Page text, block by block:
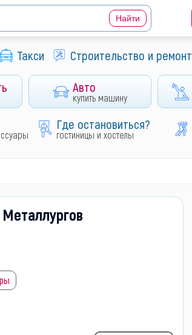
Такси Строительство и ремонт
Авто
купить машину
Где остановиться?
гостиницы и хостелы